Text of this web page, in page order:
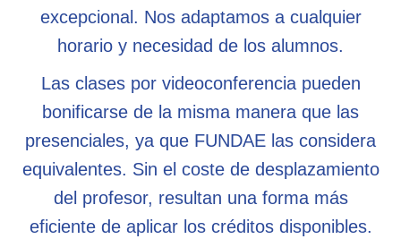
excepcional. Nos adaptamos a cualquier
horario y necesidad de los alumnos.
Las clases por videoconferencia pueden
bonificarse de la misma manera que las
presenciales, ya que FUNDAE las considera
equivalentes. Sin el coste de desplazamiento
del profesor, resultan una forma más
eficiente de aplicar los créditos disponibles.